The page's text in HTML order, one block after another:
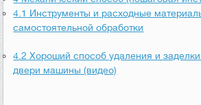
4.1 Инструменты и расходные
самостоятельной обработки
4.2 Хороший способ удаления и
двери машины (видео)